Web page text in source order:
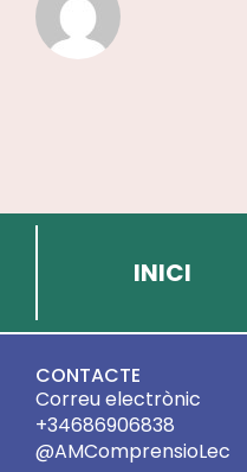
INICI
CONTACTE
Correu electrònic
+34686906838
@AMComprensioLec